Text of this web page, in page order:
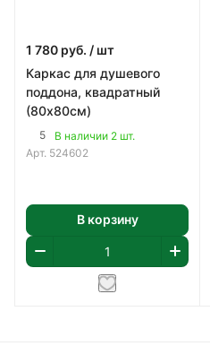
1 780 руб. / шт
Каркас для душевого
поддона, квадратный
(80х80см)
5
В наличии 2 шт.
Арт. 524602
В корзину